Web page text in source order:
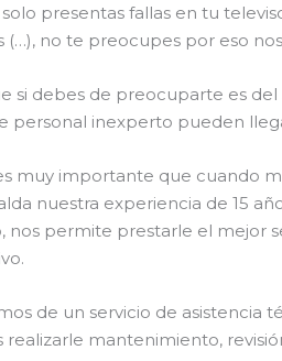
presentas fallas en tu
(…), no te preocupes por eso
si debes de preocuparte es
personal inexperto pueden
muy importante que cuando
nuestra experiencia de 15
nos permite prestarle el mejor
de un servicio de asistencia
realizarle mantenimiento,